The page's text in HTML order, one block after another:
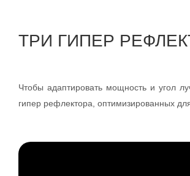
ТРИ ГИПЕР
Чтобы адаптировать мощность и угол
гипер рефлектора, оптимизированных